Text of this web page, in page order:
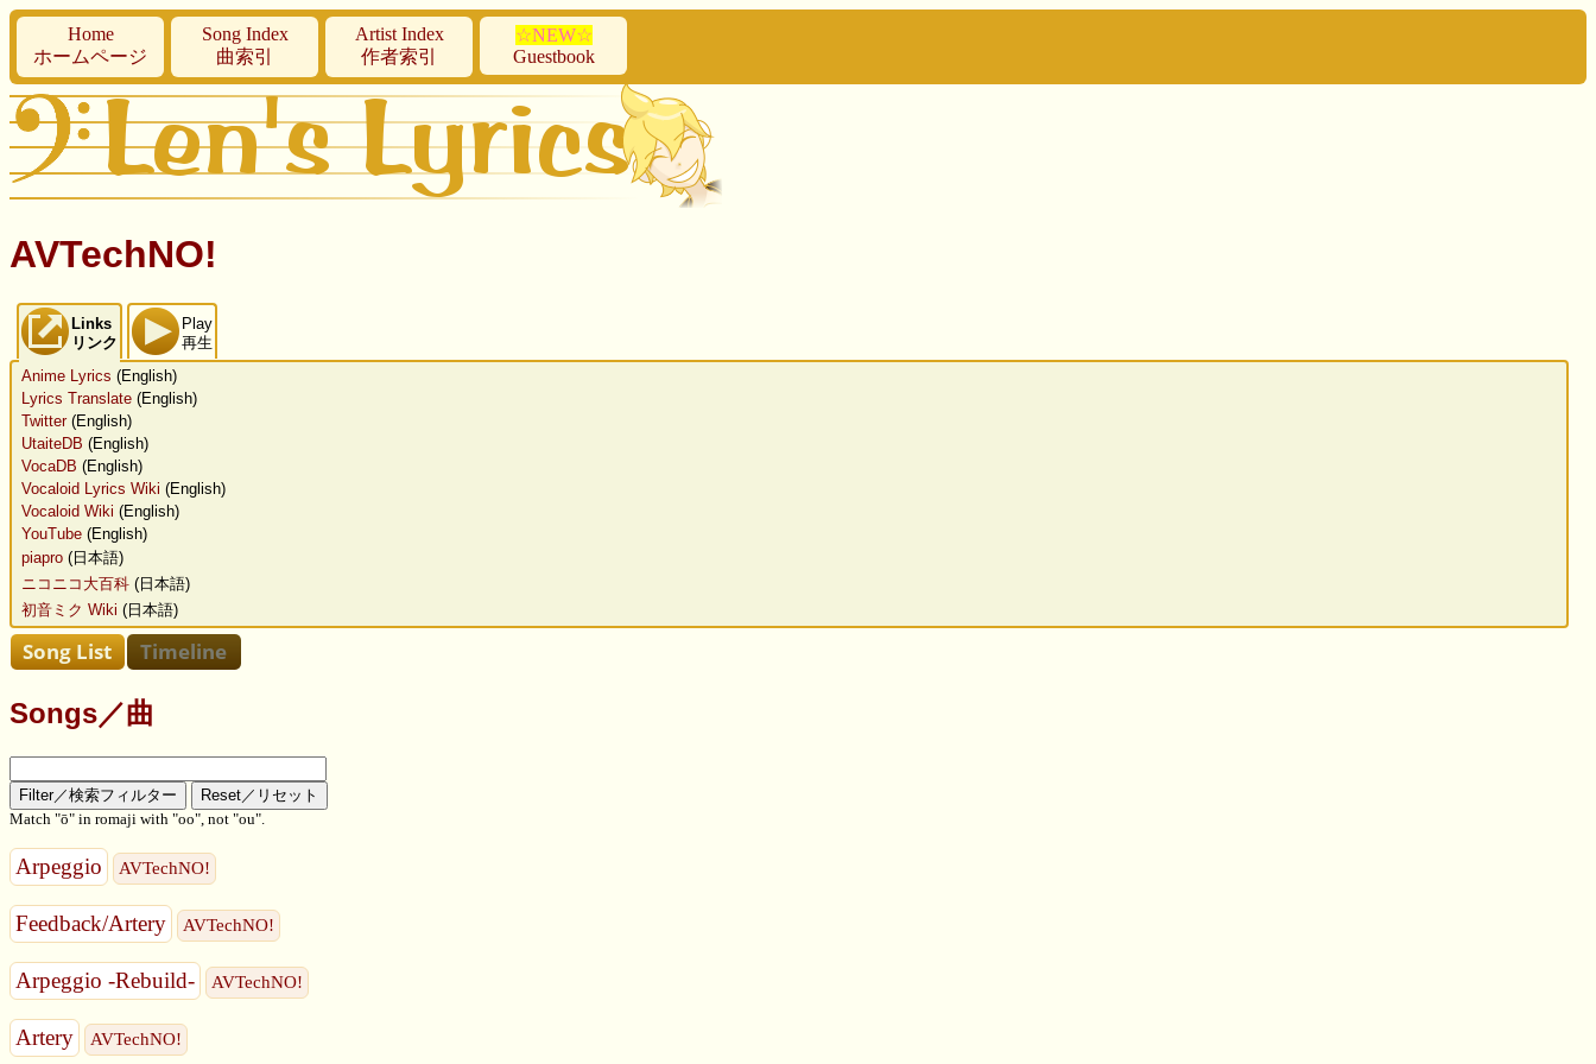
Home
ホームページ
Song Index
曲索引
Artist Index
作者索引
☆NEW☆
Guestbook
AVTechNO!
Links
リンク
Play
再生
Anime Lyrics (English)
Lyrics Translate (English)
Twitter(English)
UtaiteDB (English)
VocaDB (English)
Vocaloid Lyrics Wiki (English)
Vocaloid Wiki (English)
YouTube (English)
piapro (日本語)
ニコニコ大百科 (日本語)
初音ミク Wiki (日本語)
Songs／曲
Match "ō" in romaji with "oo", not "ou".
Arpeggio AVTechNO!
Feedback/Artery AVTechNO!
Arpeggio -Rebuild- AVTechNO!
Artery AVTechNO!